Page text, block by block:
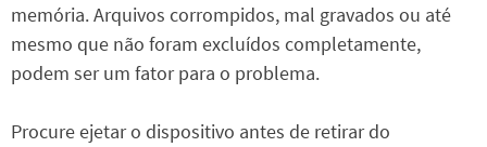
memória. Arquivos corrompidos, mal gravados ou até
mesmo que não foram excluídos completamente,
podem ser um fator para o problema.
Procure ejetar o dispositivo antes de retirar do